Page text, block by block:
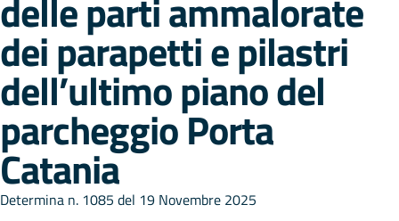
delle parti ammalorate
dei parapetti e pilastri
dell’ultimo piano del
parcheggio Porta
Catania
Determina n. 1085 del 19 Novembre 2025